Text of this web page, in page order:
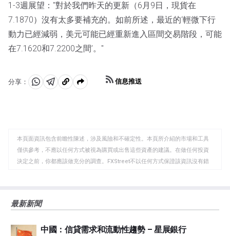
1-3週展望："對於我們昨天的更新（6月9日，現貨在
7.1870）沒有太多要補充的。如前所述，最近的‘輕微下行
動力已經減弱，美元可能已經重新進入區間交易階段，可能
在7.1620和7.2200之間’。"
分享：
分 分 複
板
信息推送
本頁面資訊包含前瞻性陳述，涉及風險和不確定性。本頁所介紹的市場和工具
僅供參考，不應以任何方式被視為購買或出售這些資產的建議。在做任何投資
決定之前，你都應該做充分的調查。FXStreet不以任何方式保證該資訊沒有錯
觀點，並不代表FXStreet或其廣告商的官方政策或立場。作者不對本頁連結的
如果文章正文中沒有明確提到，在撰寫本文時，作者在本文中提到的任何股票
最新新聞
中國：信貸需求和流動性趨勢 – 星展銀行